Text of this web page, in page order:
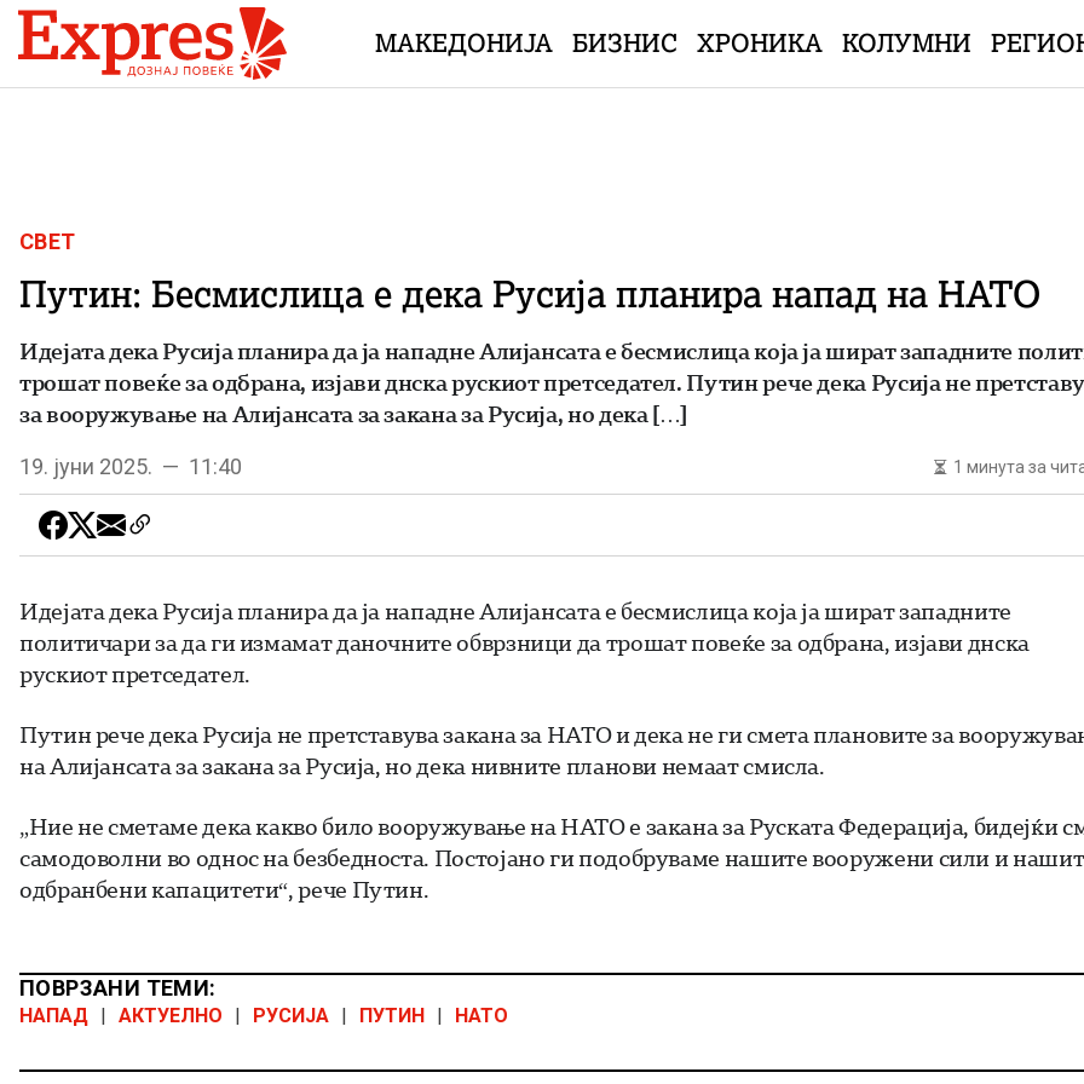
Skip to content
МАКЕДОНИЈА БИЗНИС ХРОНИКА КОЛУМНИ
СВЕТ
Путин: Бесмислица е дека Русија планира напад на НАТО
Идејата дека Русија планира да ја нападне Алијансата е бесмислица која ја шират западните
трошат повеќе за одбрана, изјави днска рускиот претседател. Путин рече дека Русија не
за вооружување на Алијансата за закана за Русија, но дека […]
19. јуни 2025. — 11:40 1 минута за
Идејата дека Русија планира да ја нападне Алијансата е бесмислица која ја шират западните
политичари за да ги измамат даночните обврзници да трошат повеќе за одбрана, изјави днска
рускиот претседател.
Путин рече дека Русија не претставува закана за НАТО и дека не ги смета плановите за
на Алијансата за закана за Русија, но дека нивните планови немаат смисла.
„Ние не сметаме дека какво било вооружување на НАТО е закана за Руската Федерација, бидејќи
самодоволни во однос на безбедноста. Постојано ги подобруваме нашите вооружени сили и
одбранбени капацитети“, рече Путин.
ПОВРЗАНИ ТЕМИ:
НАПАД АКТУЕЛНО РУСИЈА ПУТИН НАТО